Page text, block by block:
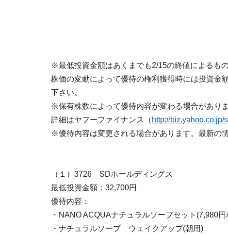
※最低投資金額はあくまでも2/15の終値によるもの
株価の変動によって優待の権利獲得時には投資金
下さい。
※保有株数によって優待内容が変わる場合がありま
詳細はヤフーファイナンス（ http://biz.yahoo.co.jp/
※優待内容は変更される場合があります。最新の
（１）3726 SDホールディングス
最低投資金額：32,700円
優待内容：
・NANO ACQUAナチュラルソープセット(7,980円
・ナチュラルソープ ウェイクアップ(朝用)